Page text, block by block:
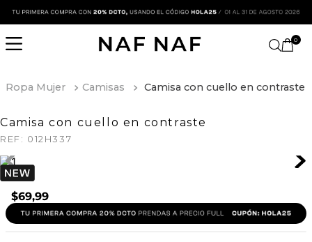
0
Ropa Mujer Camisas Camisa con cuello en contraste
Camisa con cuello en contraste
REF: 012H337
$69,99